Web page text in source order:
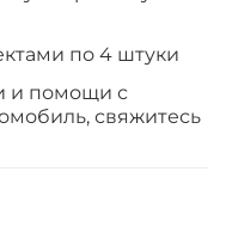
по 4 штуки
и помощи с
свяжитесь